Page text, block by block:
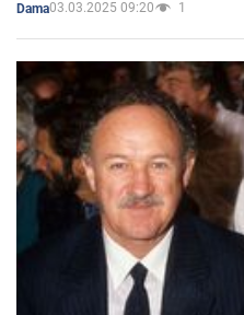
Dama03.03.2025 09:20 1